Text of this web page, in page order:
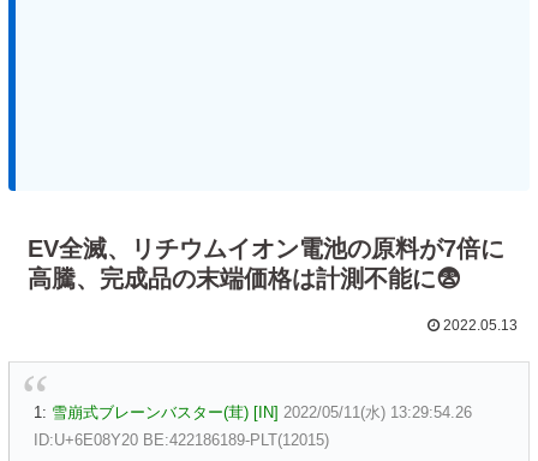
EV全滅、リチウムイオン電池の原料が7倍に
高騰、完成品の末端価格は計測不能に😨
2022.05.13
1: 雪崩式ブレーンバスター(茸) [IN] 2022/05/11(水) 13:29:54.26
ID:U+6E08Y20 BE:422186189-PLT(12015)